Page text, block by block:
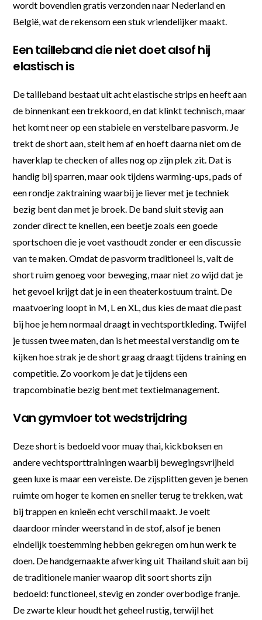
wordt bovendien gratis verzonden naar Nederland en
België, wat de rekensom een stuk vriendelijker maakt.
Een tailleband die niet doet alsof hij
elastisch is
De tailleband bestaat uit acht elastische strips en heeft aan
de binnenkant een trekkoord, en dat klinkt technisch, maar
het komt neer op een stabiele en verstelbare pasvorm. Je
trekt de short aan, stelt hem af en hoeft daarna niet om de
haverklap te checken of alles nog op zijn plek zit. Dat is
handig bij sparren, maar ook tijdens warming-ups, pads of
een rondje zaktraining waarbij je liever met je techniek
bezig bent dan met je broek. De band sluit stevig aan
zonder direct te knellen, een beetje zoals een goede
sportschoen die je voet vasthoudt zonder er een discussie
van te maken. Omdat de pasvorm traditioneel is, valt de
short ruim genoeg voor beweging, maar niet zo wijd dat je
het gevoel krijgt dat je in een theaterkostuum traint. De
maatvoering loopt in M, L en XL, dus kies de maat die past
bij hoe je hem normaal draagt in vechtsportkleding. Twijfel
je tussen twee maten, dan is het meestal verstandig om te
kijken hoe strak je de short graag draagt tijdens training en
competitie. Zo voorkom je dat je tijdens een
trapcombinatie bezig bent met textielmanagement.
Van gymvloer tot wedstrijdring
Deze short is bedoeld voor muay thai, kickboksen en
andere vechtsporttrainingen waarbij bewegingsvrijheid
geen luxe is maar een vereiste. De zijsplitten geven je benen
ruimte om hoger te komen en sneller terug te trekken, wat
bij trappen en knieën echt verschil maakt. Je voelt
daardoor minder weerstand in de stof, alsof je benen
eindelijk toestemming hebben gekregen om hun werk te
doen. De handgemaakte afwerking uit Thailand sluit aan bij
de traditionele manier waarop dit soort shorts zijn
bedoeld: functioneel, stevig en zonder overbodige franje.
De zwarte kleur houdt het geheel rustig, terwijl het